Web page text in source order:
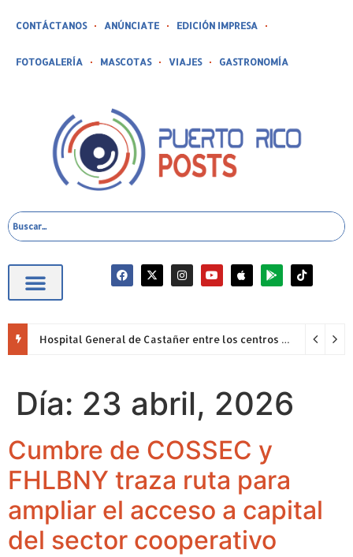
CONTÁCTANOS ANÚNCIATE EDICIÓN IMPRESA
FOTOGALERÍA MASCOTAS VIAJES GASTRONOMÍA
Hospital General de Castañer entre los centros de salud comunitarios con mejor desempeño clínico de Estados Unidos
Día: 23 abril, 2026
Cumbre de COSSEC y
FHLBNY traza ruta para
ampliar el acceso a capital
del sector cooperativo